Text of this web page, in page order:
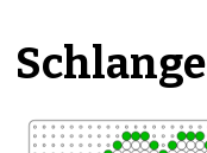
Schlange